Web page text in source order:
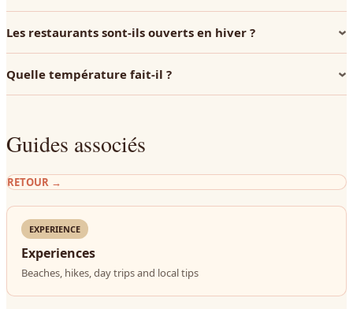
Les restaurants sont-ils ouverts en hiver ?
Quelle température fait-il ?
Guides associés
RETOUR →
EXPERIENCE
Experiences
Beaches, hikes, day trips and local tips